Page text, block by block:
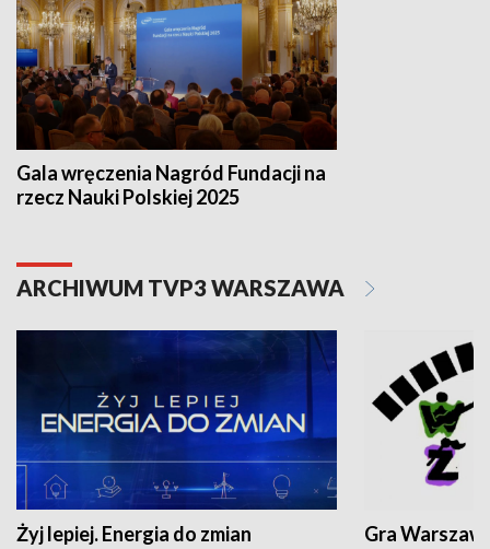
Gala wręczenia Nagród Fundacji na
rzecz Nauki Polskiej 2025
ARCHIWUM TVP3 WARSZAWA
Żyj lepiej. Energia do zmian Gra